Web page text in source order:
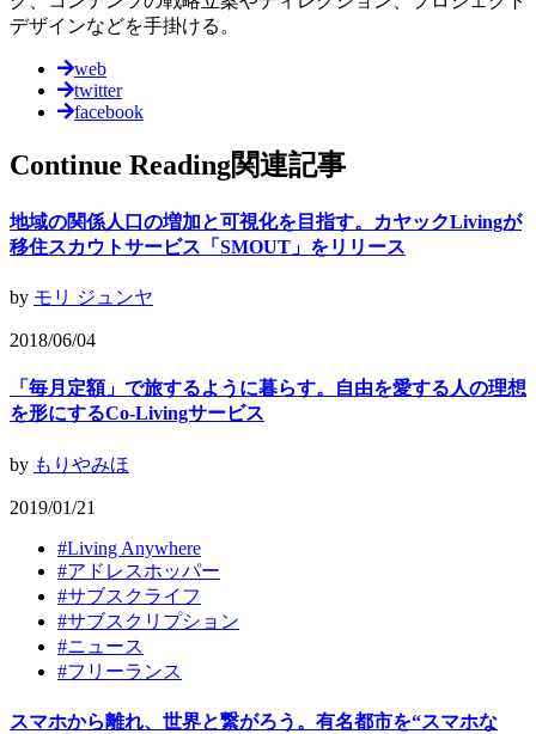
デザインなどを手掛ける。
web
twitter
facebook
Continue Reading関連記事
地域の関係人口の増加と可視化を目指す。カヤックLivingが
移住スカウトサービス「SMOUT」をリリース
by モリ ジュンヤ
2018/06/04
「毎月定額」で旅するように暮らす。自由を愛する人の理想
を形にするCo-Livingサービス
by もりやみほ
2019/01/21
#Living Anywhere
#アドレスホッパー
#サブスクライフ
#サブスクリプション
#ニュース
#フリーランス
スマホから離れ、世界と繋がろう。有名都市を“スマホな